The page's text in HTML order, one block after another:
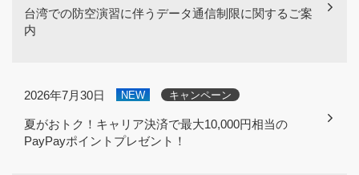
台湾での防空演習に伴うデータ通信制限に関するご案
内
2026年7月30日 NEW キャンペーン
夏がおトク！キャリア決済で最大10,000円相当の
PayPayポイントプレゼント！